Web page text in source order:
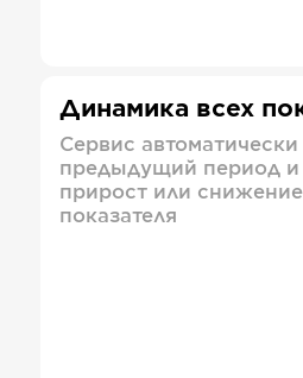
Динамика всех
Сервис
предыдущий период и
прирост или
показателя